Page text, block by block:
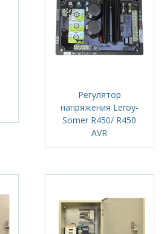
Регулятор
напряжения Leroy-
Somer R450/ R450
AVR